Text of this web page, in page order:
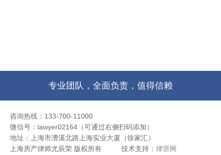
专业团队，全面负责，值得信赖
咨询热线：133-700-11000
微信号：lawyer02164（可通过右侧扫码添加）
地址：上海市漕溪北路上海实业大厦（徐家汇）
上海房产律师尤辰荣 版权所有
技术支持： 律营网